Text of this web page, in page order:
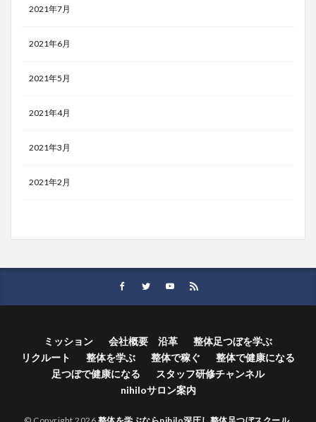
2021年7月
2021年6月
2021年5月
2021年4月
2021年3月
2021年2月
ミッション 会社概要 沿革
整体足つぼを学ぶ
リクルート
整体を学ぶ 整体で稼ぐ
整体で健康になる
足つぼで健康になる
スタッフ研修チャンネル
nihiloサロン案内